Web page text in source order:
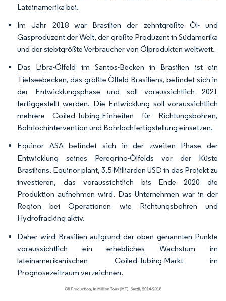
Lateinamerika bei.
Im Jahr 2018 war Brasilien der zehntgrößte Öl- und
Gasproduzent der Welt, der größte Produzent in Südamerika
und der siebtgrößte Verbraucher von Ölprodukten weltweit.
Das Libra-Ölfeld im Santos-Becken in Brasilien ist ein
Tiefseebecken, das größte Ölfeld Brasiliens, befindet sich in
der Entwicklungsphase und soll voraussichtlich 2021
fertiggestellt werden. Die Entwicklung soll voraussichtlich
mehrere Coiled-Tubing-Einheiten für Richtungsbohren,
Bohrlochintervention und Bohrlochfertigstellung einsetzen.
Equinor ASA befindet sich in der zweiten Phase der
Entwicklung seines Peregrino-Ölfelds vor der Küste
Brasiliens. Equinor plant, 3,5 Milliarden USD in das Projekt zu
investieren, das voraussichtlich bis Ende 2020 die
Produktion aufnehmen wird. Das Unternehmen war in der
Region bei Operationen wie Richtungsbohren und
Hydrofracking aktiv.
Daher wird Brasilien aufgrund der oben genannten Punkte
voraussichtlich ein erhebliches Wachstum im
lateinamerikanischen Coiled-Tubing-Markt im
Prognosezeitraum verzeichnen.